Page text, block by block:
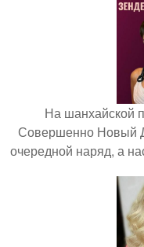
На шанхайской
Совершенно Новый
очередной наряд, а